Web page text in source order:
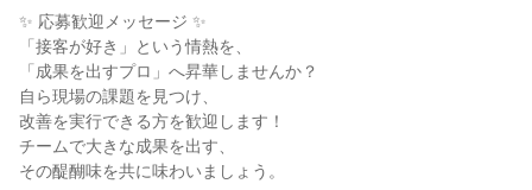
✨ 応募歓迎メッセージ ✨
「接客が好き」という情熱を、
「成果を出すプロ」へ昇華しませんか？
自ら現場の課題を見つけ、
改善を実行できる方を歓迎します！
チームで大きな成果を出す、
その醍醐味を共に味わいましょう。